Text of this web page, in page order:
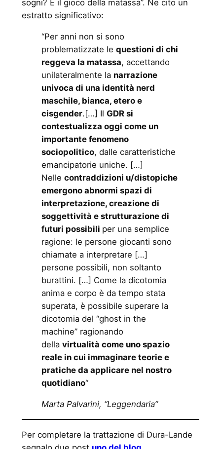
sogni? È il gioco della matassa”. Ne cito un
estratto significativo:
“Per anni non si sono
problematizzate le questioni di chi
reggeva la matassa, accettando
unilateralmente la narrazione
univoca di una identità nerd
maschile, bianca, etero e
cisgender.[…] Il GDR si
contestualizza oggi come un
importante fenomeno
sociopolitico, dalle caratteristiche
emancipatorie uniche. […]
Nelle contraddizioni u/distopiche
emergono abnormi spazi di
interpretazione, creazione di
soggettività e strutturazione di
futuri possibili per una semplice
ragione: le persone giocanti sono
chiamate a interpretare […]
persone possibili, non soltanto
burattini. […] Come la dicotomia
anima e corpo è da tempo stata
superata, è possibile superare la
dicotomia del “ghost in the
machine” ragionando
della virtualità come uno spazio
reale in cui immaginare teorie e
pratiche da applicare nel nostro
quotidiano“
Marta Palvarini, “Leggendaria”
Per completare la trattazione di Dura-Lande